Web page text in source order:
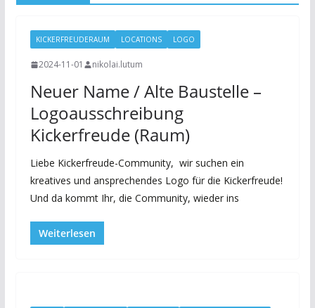
KICKERFREUDERAUM LOCATIONS LOGO
2024-11-01 nikolai.lutum
Neuer Name / Alte Baustelle –
Logoausschreibung
Kickerfreude (Raum)
Liebe Kickerfreude-Community, wir suchen ein
kreatives und ansprechendes Logo für die Kickerfreude!
Und da kommt Ihr, die Community, wieder ins
Weiterlesen